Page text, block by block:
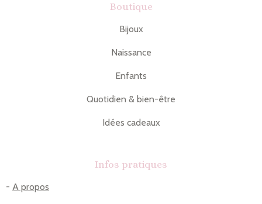
Boutique
Bijoux
Naissance
Enfants
Quotidien & bien-être
Idées cadeaux
Infos pratiques
- A propos